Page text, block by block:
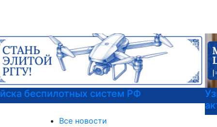
Узнать больше о музейных экспонатах и
актуальных выставках
Все новости